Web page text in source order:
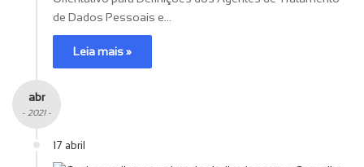
de Dados Pessoais e…
Leia mais »
abr
- 2021 -
17 abril